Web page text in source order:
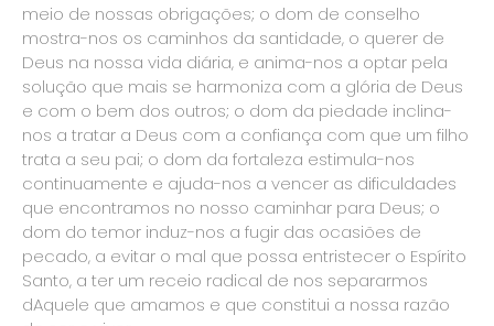
meio de nossas obrigações; o dom de conselho
mostra-nos os caminhos da santidade, o querer de
Deus na nossa vida diária, e anima-nos a optar pela
solução que mais se harmoniza com a glória de Deus
e com o bem dos outros; o dom da piedade inclina-
nos a tratar a Deus com a confiança com que um filho
trata a seu pai; o dom da fortaleza estimula-nos
continuamente e ajuda-nos a vencer as dificuldades
que encontramos no nosso caminhar para Deus; o
dom do temor induz-nos a fugir das ocasiões de
pecado, a evitar o mal que possa entristecer o Espírito
Santo, a ter um receio radical de nos separarmos
dAquele que amamos e que constitui a nossa razão